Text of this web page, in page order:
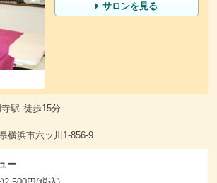
サロンを見る
駅 徒歩15分
横浜市六ッ川1-856-9
ー